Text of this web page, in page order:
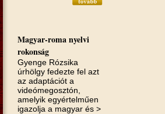
Magyar-roma nyelvi
rokonság
Gyenge Rózsika
úrhölgy fedezte fel azt
az adaptációt a
videómegosztón,
amelyik egyértelműen
igazolja a magyar és >